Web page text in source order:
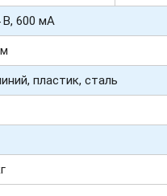
В, 600 мА
пластик, сталь